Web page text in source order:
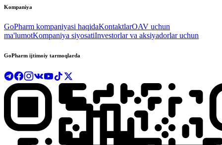
Kompaniya
GoPharm kompaniyasi haqidaKontaktlarOAV uchun
ma'lumotKompaniya siyosatiInvestorlar va aksiyadorlar uchun
GoPharm ijtimoiy tarmoqlarda